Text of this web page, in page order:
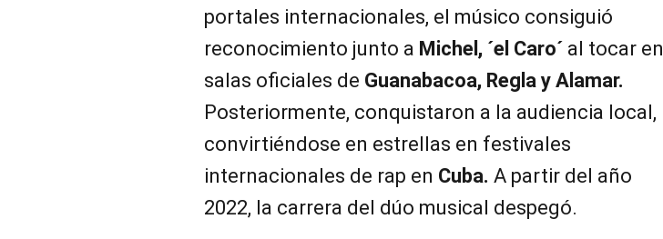
portales internacionales, el músico consiguió
reconocimiento junto a Michel, ´el Caro´ al tocar en
salas oficiales de Guanabacoa, Regla y Alamar.
Posteriormente, conquistaron a la audiencia local,
convirtiéndose en estrellas en festivales
internacionales de rap en Cuba. A partir del año
2022, la carrera del dúo musical despegó.